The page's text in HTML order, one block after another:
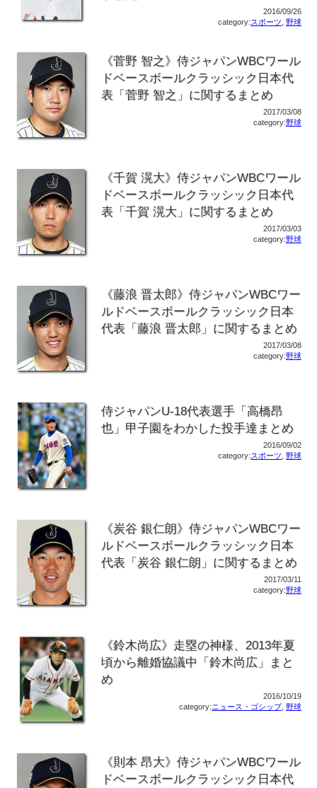
2016/09/26
category:スポーツ,野球
《菅野 智之》侍ジャパンWBCワール
ドベースボールクラッシック日本代
表「菅野 智之」に関するまとめ
2017/03/08
category:野球
《千賀 滉大》侍ジャパンWBCワール
ドベースボールクラッシック日本代
表「千賀 滉大」に関するまとめ
2017/03/03
category:野球
《藤浪 晋太郎》侍ジャパンWBCワー
ルドベースボールクラッシック日本
代表「藤浪 晋太郎」に関するまとめ
2017/03/08
category:野球
侍ジャパンU-18代表選手「高橋昂
也」甲子園をわかした投手達まとめ
2016/09/02
category:スポーツ,野球
《炭谷 銀仁朗》侍ジャパンWBCワー
ルドベースボールクラッシック日本
代表「炭谷 銀仁朗」に関するまとめ
2017/03/11
category:野球
《鈴木尚広》走塁の神様、2013年夏
頃から離婚協議中「鈴木尚広」まと
め
2016/10/19
category: ニュース・ゴシップ,野球
《則本 昂大》侍ジャパンWBCワール
ドベースボールクラッシック日本代